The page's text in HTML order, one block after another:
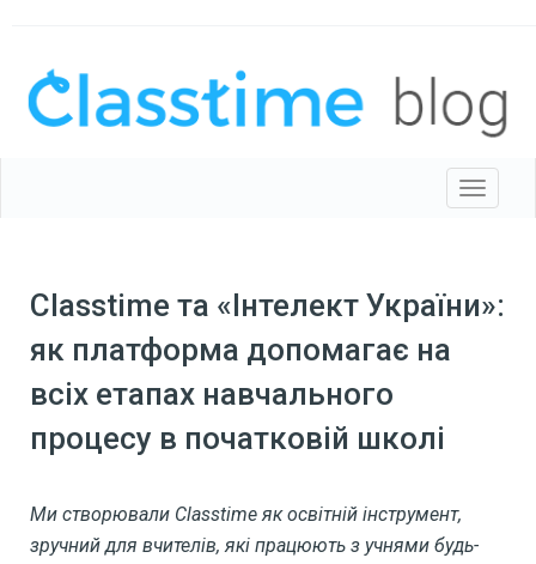
Toggle
Classtime та «Інтелект України»:
як платформа допомагає на
всіх етапах навчального
процесу в початковій школі
Ми створювали Classtime як освітній інструмент,
зручний для вчителів, які працюють з учнями будь-